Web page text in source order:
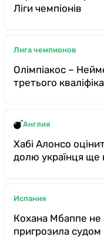
Ліги чемпіонів
Лига чемпионов
Олімпіакос –
третього
Англия
Хабі Алонсо
долю українця ще
Испания
Кохана Мбаппе не
пригрозила судом